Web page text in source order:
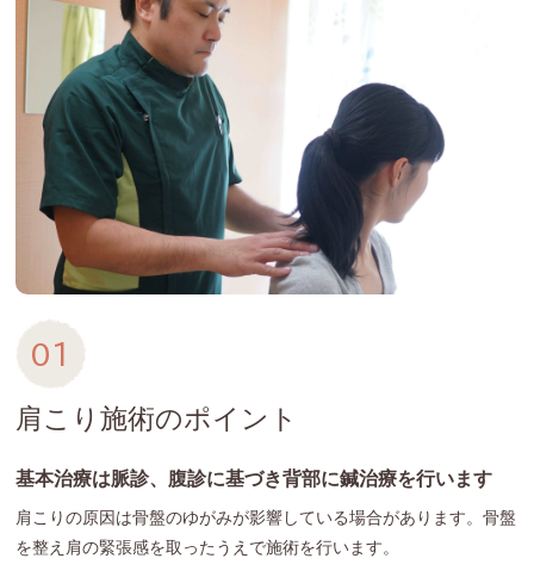
01
肩こり施術のポイント
基本治療は脈診、腹診に基づき背部に鍼治療を行います
肩こりの原因は骨盤のゆがみが影響している場合があります。骨盤
を整え肩の緊張感を取ったうえで施術を行います。